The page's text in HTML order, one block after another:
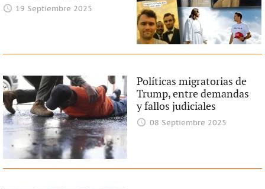
19 Septiembre 2025
Políticas migratorias de
Trump, entre demandas
y fallos judiciales
08 Septiembre 2025